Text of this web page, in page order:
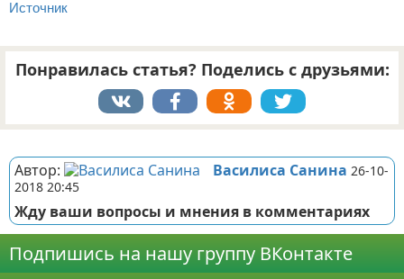
Источник
Понравилась статья? Поделись с друзьями:
Автор: Василиса Санина 26-10-
2018 20:45
Жду ваши вопросы и мнения в комментариях
Подпишись на нашу группу ВКонтакте